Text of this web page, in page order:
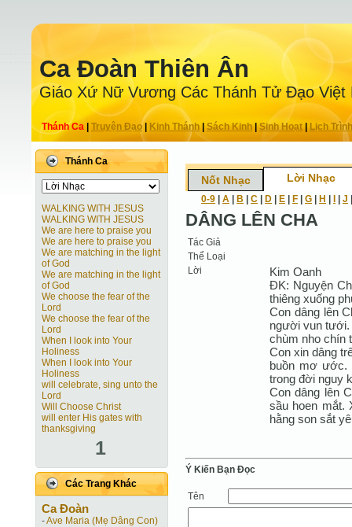
Ca Ðoàn Thiên Ân
Giáo Xứ Nữ Vương Các Thánh Tử Ðạo Việt
Thánh Ca Truyện Ðạo| Kinh Thánh Sách Kinh|Sinh Hoạt| Lịch Trình
Thánh Ca
WALKING WITH JESUS
WALKING WITH JESUS
We are here to praise you
We are here to praise you
We are matching in the light
of God
We are matching in the light
of God
We choose the fear of the
Lord
We choose the fear of the
Lord
When I look into Your
Holiness
When I look into Your
Holiness
will celebrate, sing unto the
Lord
Will Choose Christ
will enter His gates with
thanksgiving
1
Các Trang Khác
Ca Ðoàn
-Ave Maria (Mẹ Dâng Con)
Nốt Nhạc Lời Nhạc
0-9 A B C D E F G H J
DÂNG LÊN CHA
Tác Giả
Thể Loại
Lời
Kim Oanh
ĐK: Nguyện
thiêng xuống
Con dâng lên
người vun tưới.
chùm nho chín
Con xin dâng
buồn mơ ước.
trong đời nguy
Con dâng lên
sầu hoen mắt.
hằng son sắt
Ý Kiến Bạn Ðọc
Tên